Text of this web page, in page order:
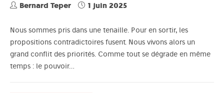
Bernard Teper 1 juin 2025
Nous sommes pris dans une tenaille. Pour en sortir, les
propositions contradictoires fusent. Nous vivons alors un
grand conflit des priorités. Comme tout se dégrade en même
temps : le pouvoir…